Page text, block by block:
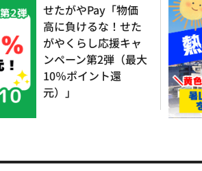
せたがやPay「物価
高に負けるな！せた
がやくらし応援キャ
ンペーン第2弾（最大
10％ポイント還
元）」